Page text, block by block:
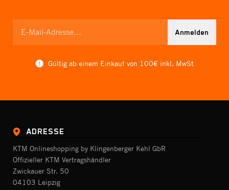
Anmelden
Gültig ab einem Einkauf von 100€ inkl. MwSt
ADRESSE
KTM Onlineshopping by Klingenberger Kehl GbR
Offizieller KTM Vertragshändler
Zwickauer Str. 50
04103 Leipzig